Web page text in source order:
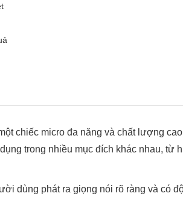
chiếc micro đa năng và chất lượng
trong nhiều mục đích khác nhau, từ
dùng phát ra giọng nói rõ ràng và có